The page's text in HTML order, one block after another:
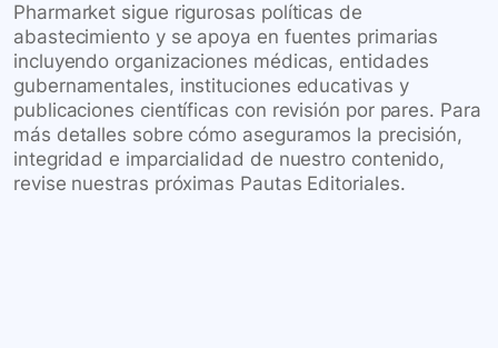
Pharmarket sigue rigurosas políticas de
abastecimiento y se apoya en fuentes primarias
incluyendo organizaciones médicas, entidades
gubernamentales, instituciones educativas y
publicaciones científicas con revisión por pares. Para
más detalles sobre cómo aseguramos la precisión,
integridad e imparcialidad de nuestro contenido,
revise nuestras próximas Pautas Editoriales.